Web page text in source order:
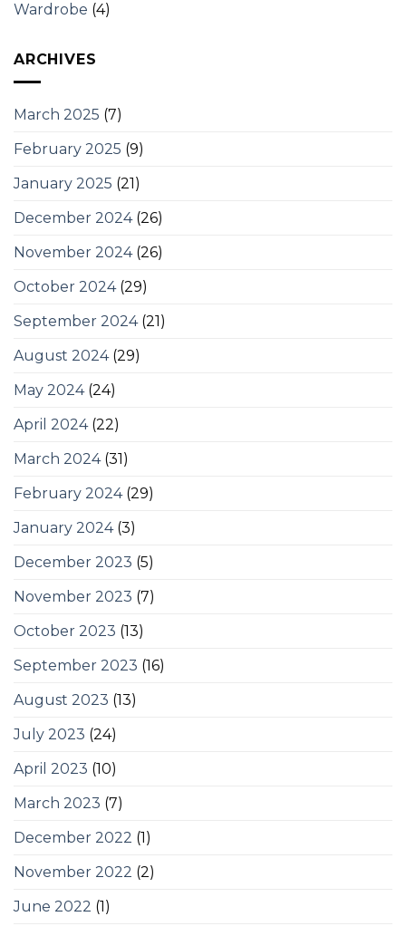
Wardrobe (4)
ARCHIVES
March 2025 (7)
February 2025 (9)
January 2025 (21)
December 2024(26)
November 2024(26)
October 2024(29)
September 2024(21)
August 2024(29)
May 2024(24)
April 2024(22)
March 2024(31)
February 2024(29)
January 2024(3)
December 2023 (5)
November 2023 (7)
October 2023 (13)
September 2023 (16)
August 2023 (13)
July 2023 (24)
April 2023 (10)
March 2023 (7)
December 2022 (1)
November 2022 (2)
June 2022 (1)